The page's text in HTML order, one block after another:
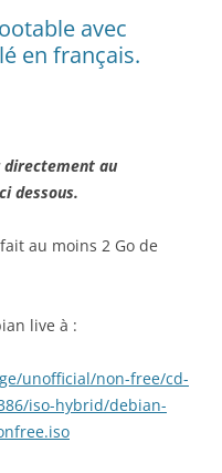
avec
en français.
directement au
dessous.
au moins 2 Go de
live à :
unofficial/non-free/cd-
iso-hybrid/debian-